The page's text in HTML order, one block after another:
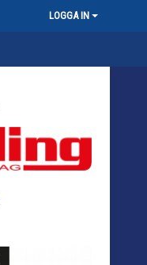
LOGGA IN